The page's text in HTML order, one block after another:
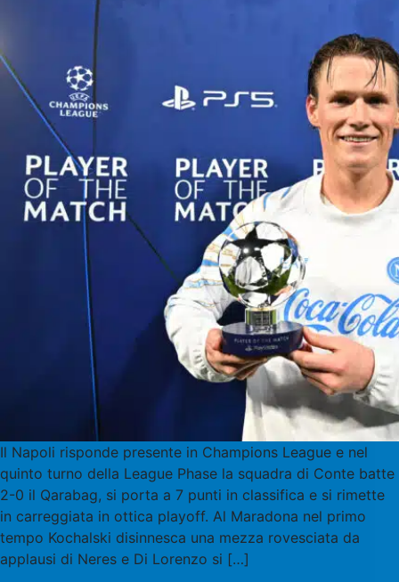
Il Napoli risponde presente in Champions League e nel
quinto turno della League Phase la squadra di Conte batte
2-0 il Qarabag, si porta a 7 punti in classifica e si rimette
in carreggiata in ottica playoff. Al Maradona nel primo
tempo Kochalski disinnesca una mezza rovesciata da
applausi di Neres e Di Lorenzo si […]